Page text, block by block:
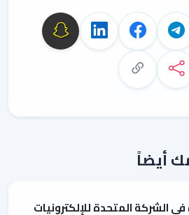
أيضاً
الشركة المتحدة للإلكترونيات